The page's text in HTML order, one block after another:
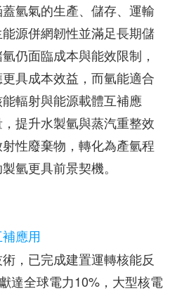
氫氣的生產、儲存、運輸
源併網韌性並滿足長期儲
仍面臨成本與能效限制，
具成本效益，而氫能適合
輻射與能源載體互補應
提升水製氫與蒸汽重整效
性廢棄物，轉化為產氫程
氫更具前景契機。
應用
，已完成建置運轉核能反
達全球電力10%，大型核電